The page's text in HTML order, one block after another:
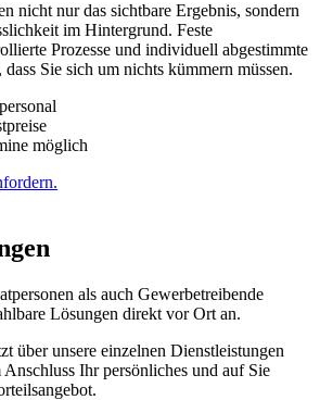
nicht nur das sichtbare Ergebnis, sondern
im Hintergrund. Feste
Prozesse und individuell abgestimmte
Sie sich um nichts kümmern müssen.
möglich
als auch Gewerbetreibende
Lösungen direkt vor Ort an.
über unsere einzelnen Dienstleistungen
Ihr persönliches und auf Sie